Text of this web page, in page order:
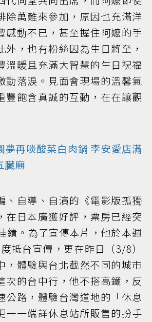
除萬難來參加，原因也充滿洋
感動不已，甚至握住阿嬤的手
外，也有粉絲因為生日將至，
溫暖且充滿大智慧的生日祝福
動落淚。見面會現場的溫馨氣
豐飽含真誠的互動，在在讓觀
夢再啖酸菜白肉鍋 李安愛店滿
臟廟
、自導、自演的《電影版孤獨
在日本廣獲好評，票房已經突
績。為了宣傳本片，他於本週
抵台宣傳，更在昨日（3/8）
，體驗與台北截然不同的城市
次的台中行，他不搭高鐵，反
公路，體驗台灣道地的「休息
一一端詳休息站所販售的扮手